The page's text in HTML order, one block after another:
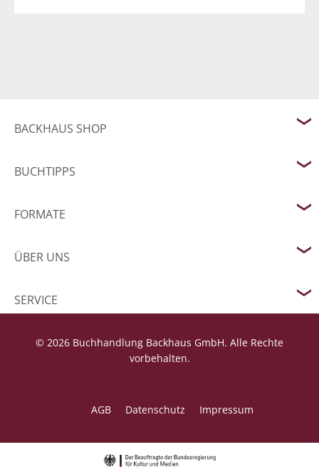
BACKHAUS SHOP
BUCHTIPPS
FORMATE
ÜBER UNS
SERVICE
© 2026 Buchhandlung Backhaus GmbH. Alle Rechte
vorbehalten.
AGB Datenschutz Impressum